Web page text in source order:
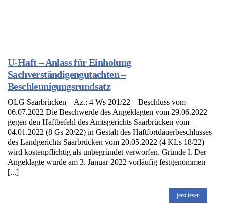
U-Haft – Anlass für Einholung
Sachverständigengutachten –
Beschleunigungsrundsatz
OLG Saarbrücken – Az.: 4 Ws 201/22 – Beschluss vom
06.07.2022 Die Beschwerde des Angeklagten vom 29.06.2022
gegen den Haftbefehl des Amtsgerichts Saarbrücken vom
04.01.2022 (8 Gs 20/22) in Gestalt des Haftfortdauerbeschlusses
des Landgerichts Saarbrücken vom 20.05.2022 (4 KLs 18/22)
wird kostenpflichtig als unbegründet verworfen. Gründe I. Der
Angeklagte wurde am 3. Januar 2022 vorläufig festgenommen
[...]
jetzt lesen